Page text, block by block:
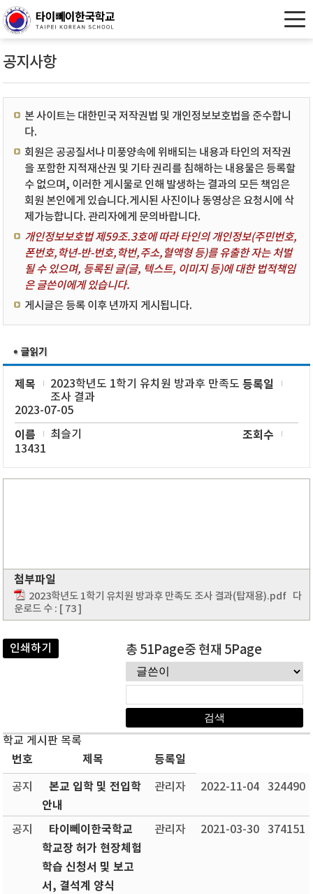
공지사항
본 사이트는 대한민국 저작권법 및 개인정보보호법을 준수합니
다.
회원은 공공질서나 미풍양속에 위배되는 내용과 타인의 저작권
을 포함한 지적재산권 및 기타 권리를 침해하는 내용물은 등록할
수 없으며, 이러한 게시물로 인해 발생하는 결과의 모든 책임은
회원 본인에게 있습니다.게시된 사진이나 동영상은 요청시에 삭
제가능합니다. 관리자에게 문의바랍니다.
개인정보보호법 제59조.3호에 따라 타인의 개인정보(주민번호,
폰번호,학년-반-번호,학번,주소,혈액형 등)를 유출한 자는 처벌
될 수 있으며, 등록된 글(글, 텍스트, 이미지 등)에 대한 법적책임
은 글쓴이에게 있습니다.
게시글은 등록 이후 년까지 게시됩니다.
제목
2023학년도 1학기 유치원 방과후 만족도
조사 결과
등록일
2023-07-05
이름 최슬기 조회수
13431
첨부파일
2023학년도 1학기 유치원 방과후 만족도 조사 결과(탑재용).pdf 다
운로드 수 : [ 73 ]
인쇄하기 총 51Page중 현재 5Page
학교 게시판 목록
번호 제목 등록일
공지
본교 입학 및 전입학
안내
관리자 2022-11-04 324490
공지
타이뻬이한국학교
학교장 허가 현장체험
학습 신청서 및 보고
서, 결석계 양식
관리자 2021-03-30 374151